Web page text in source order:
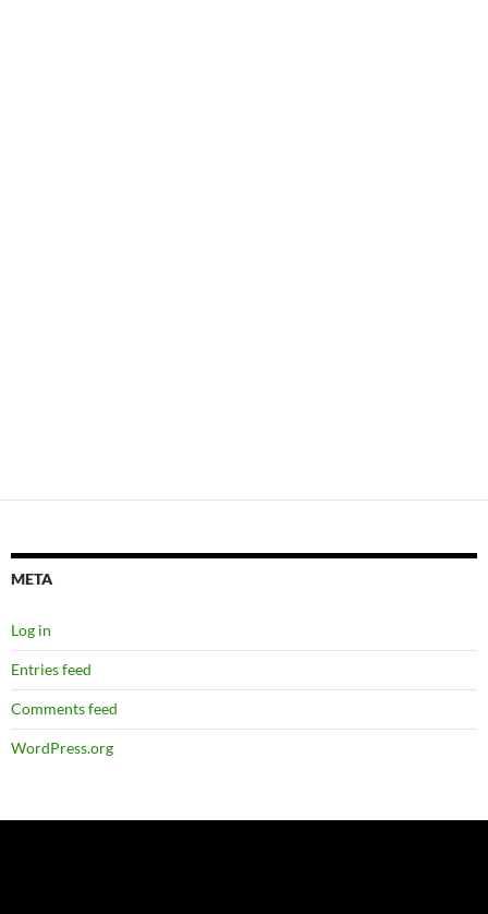
META
Log in
Entries feed
Comments feed
WordPress.org